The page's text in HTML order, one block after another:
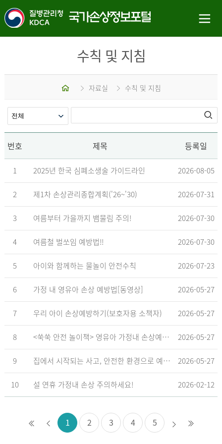
수칙 및 지침
자료실 수칙 및 지침
번호 제목 등록일
1 2025년 한국 심폐소생술 가이드라인 2026-08-05
2 제1차 손상관리종합계획('26~'30) 2026-07-31
3 여름부터 가을까지 뱀물림 주의! 2026-07-30
4 여름철 벌쏘임 예방법!! 2026-07-30
5 아이와 함께하는 물놀이 안전수칙 2026-07-23
6 가정 내 영유아 손상 예방법[동영상] 2026-05-27
7 우리 아이 손상예방하기(보호자용 소책자) 2026-05-27
8 <쑥쑥 안전 놀이책> 영유아 가정내 손상예방_영유아 놀이형 교육 교재 2026-05-27
9 집에서 시작되는 사고, 안전한 환경으로 예방해요 2026-05-27
10 설 연휴 가정내 손상 주의하세요! 2026-02-12
1 2 3 4 5